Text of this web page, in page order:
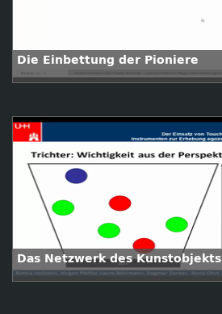
Die Einbettung der Pioniere
Das Netzwerk des Kunstobjekts